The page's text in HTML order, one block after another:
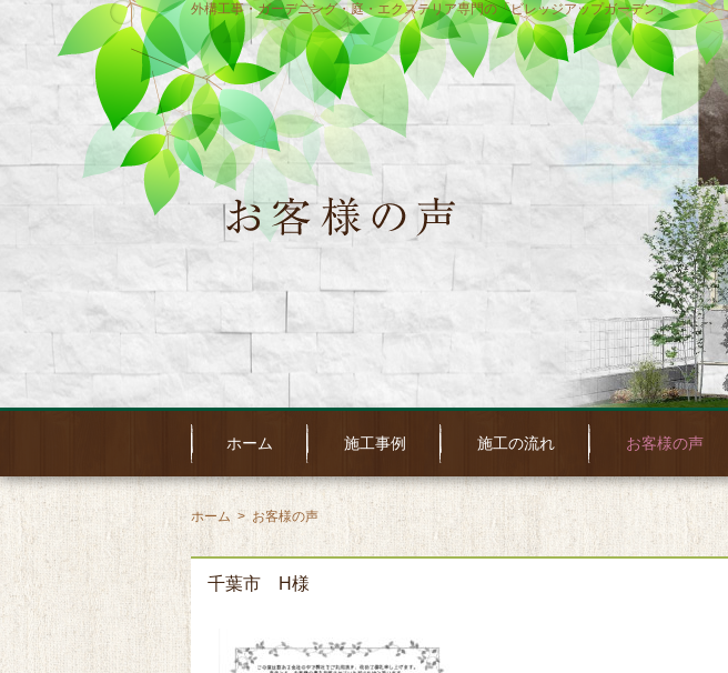
外構工事・ガーデニング・庭・エクステリア専門の「ビレッジアップガーデン」
ホーム 施工事例 施工の流れ お客様の声
ホーム > お客様の声
千葉市 H様